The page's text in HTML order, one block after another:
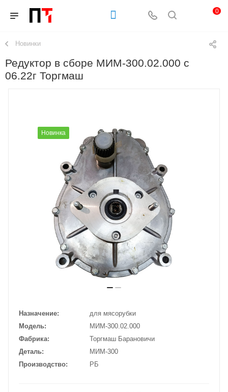
0
Новинки
Редуктор в сборе МИМ-300.02.000 с
06.22г Торгмаш
Новинка
Назначение
для мясорубки
Модель
МИМ-300.02.000
Фабрика
Торгмаш Барановичи
Деталь
МИМ-300
Производство
РБ